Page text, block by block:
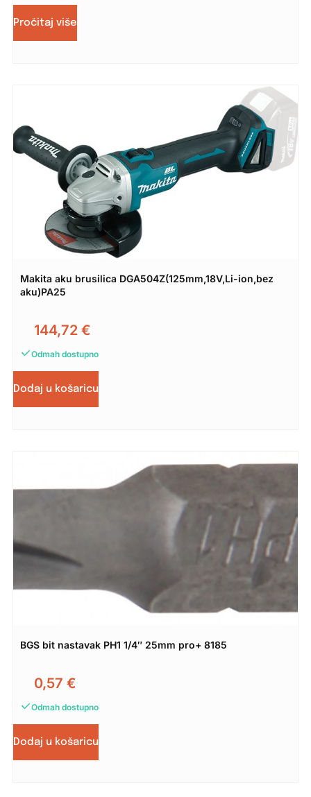
Pročitaj više
Makita aku brusilica DGA504Z(125mm,18V,Li-ion,bez
aku)PA25
144,72 €
Odmah dostupno
Dodaj u košaricu
BGS bit nastavak PH1 1/4″ 25mm pro+ 8185
0,57 €
Odmah dostupno
Dodaj u košaricu